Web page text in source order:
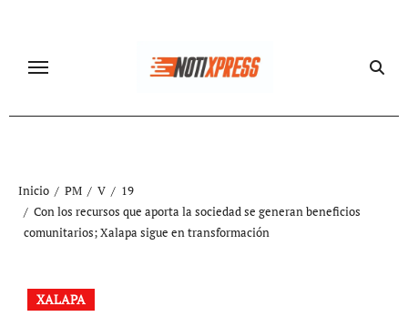
contenido
Inicio PM V
19
Con los recursos que aporta la sociedad se generan beneficios
comunitarios; Xalapa sigue en transformación
XALAPA